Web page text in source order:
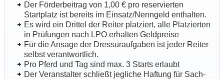
Der Förderbeitrag von 1,00 € pro reservierten
Startplatz ist bereits im Einsatz/Nenngeld enthalten.
Es wird ein Drittel der Reiter platziert, alle Platzierten
in Prüfungen nach LPO erhalten Geldpreise
Für die Ansage der Dressuraufgaben ist jeder Reiter
selbst verantwortlich.
Pro Pferd und Tag sind max. 3 Starts erlaubt
Der Veranstalter schließt jegliche Haftung für Sach-